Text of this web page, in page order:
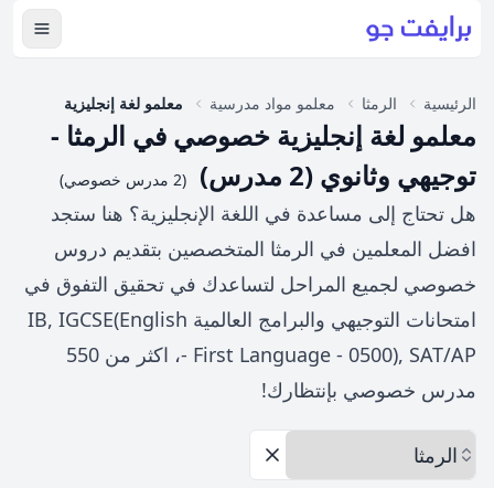
عرض
الرئيسية الرمثا معلمو مواد مدرسية معلمو لغة إنجليزية
معلمو لغة إنجليزية خصوصي في الرمثا -
توجيهي وثانوي (2 مدرس)
(2 مدرس خصوصي)
هل تحتاج إلى مساعدة في اللغة الإنجليزية؟ هنا ستجد
افضل المعلمين في الرمثا المتخصصين بتقديم دروس
خصوصي لجميع المراحل لتساعدك في تحقيق التفوق في
امتحانات التوجيهي والبرامج العالمية IB, IGCSE(English
- First Language - 0500), SAT/AP، اكثر من 550
مدرس خصوصي بإنتظارك!
اختر المحافظة
إزالة الخيارات